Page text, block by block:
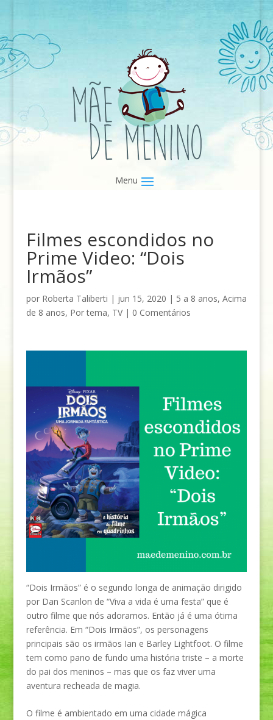
Filmes escondidos no
Prime Video: “Dois
Irmãos”
por Roberta Taliberti | jun 15, 2020 | 5 a 8 anos, Acima
de 8 anos, Por tema, TV| 0 Comentários
“Dois Irmãos” é o segundo longa de animação dirigido
por Dan Scanlon de “Viva a vida é uma festa” que é
outro filme que nós adoramos. Então já é uma ótima
referência. Em “Dois Irmãos”, os personagens
principais são os irmãos Ian e Barley Lightfoot. O filme
tem como pano de fundo uma história triste – a morte
do pai dos meninos – mas que os faz viver uma
aventura recheada de magia.
O filme é ambientado em uma cidade mágica